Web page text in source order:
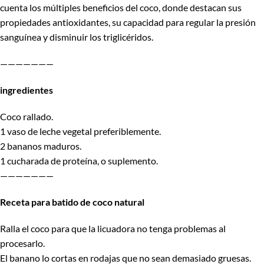
cuenta los múltiples beneficios del coco, donde destacan sus
propiedades antioxidantes, su capacidad para regular la presión
sanguínea y disminuir los triglicéridos.
———————
ingredientes
Coco rallado.
1 vaso de leche vegetal preferiblemente.
2 bananos maduros.
1 cucharada de proteína, o suplemento.
———————
Receta para batido de coco natural
Ralla el coco para que la licuadora no tenga problemas al
procesarlo.
El banano lo cortas en rodajas que no sean demasiado gruesas.